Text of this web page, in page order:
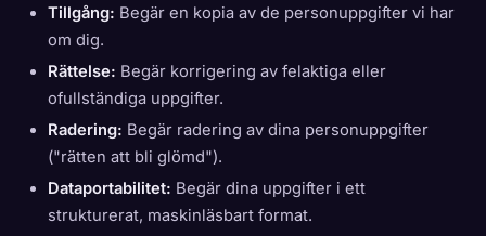
Tillgång: Begär en kopia av de personuppgifter vi har
om dig.
Rättelse: Begär korrigering av felaktiga eller
ofullständiga uppgifter.
Radering: Begär radering av dina personuppgifter
("rätten att bli glömd").
Dataportabilitet: Begär dina uppgifter i ett
strukturerat, maskinläsbart format.